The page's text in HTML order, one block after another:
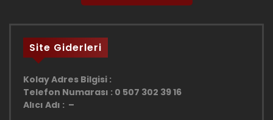
Site Giderleri
Kolay Adres Bilgisi :
Telefon Numarası : 0 507 302 39 16
Alıcı Adı : –